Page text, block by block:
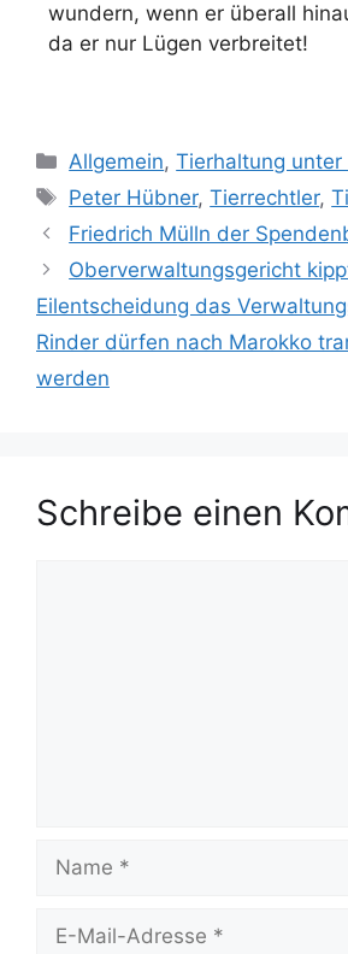
wundern, wenn er überall
da er nur Lügen verbreitet!
Allgemein,Tierhaltung unter
Peter Hübner,Tierrechtler,
Friedrich Mülln der
Oberverwaltungsgericht
Eilentscheidung das
Rinder dürfen nach Marokko
werden
Schreibe einen